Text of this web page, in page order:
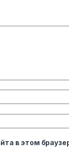
в этом